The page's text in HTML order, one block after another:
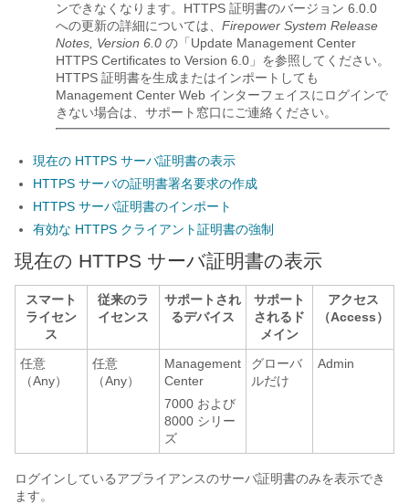
ンできなくなります。HTTPS 証明書のバージョン 6.0.0
への更新の詳細については、 Firepower System Release
Notes, Version 6.0 の「Update Management Center
HTTPS Certificates to Version 6.0」を参照してください。
HTTPS 証明書を生成またはインポートしても
Management Center Web インターフェイスにログインで
きない場合は、サポート窓口にご連絡ください。
現在の HTTPS サーバ証明書の表示
HTTPS サーバの証明書署名要求の作成
HTTPS サーバ証明書のインポート
有効な HTTPS クライアント証明書の強制
現在の HTTPS サーバ証明書の表示
スマート
ライセン
ス
従来のラ
イセンス
サポートされ
るデバイス
サポート
されるド
メイン
アクセス
（Access）
任意
（Any）
任意
（Any）
Management
Center
7000 および
8000 シリー
ズ
グローバ
ルだけ
Admin
ログインしているアプライアンスのサーバ証明書のみを表示でき
ます。